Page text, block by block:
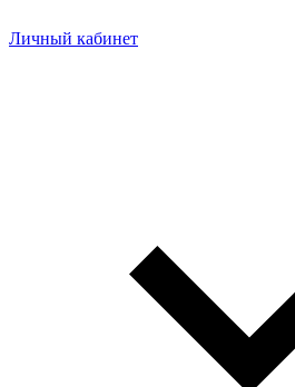
Личный кабинет